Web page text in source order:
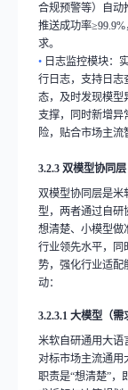
合规预警等）自动
推送成功率≥99.9%
求。
• 日志监控模块：
行日志，支持日志
态，及时发现模型
支撑，同时新增异
险，贴合市场主流
3.2.3双模型协同层
双模型协同层是米
型，两者通过自研
想清楚、小模型做
行业领先水平，同
势，强化行业适配
动：
3.2.3.1大模型（需
米软自研通用大语
对标市场主流通用
职责是“想清楚”，